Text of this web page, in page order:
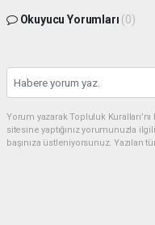
Okuyucu Yorumları (0)
Yorum yazarak Topluluk
sitesine yaptığınız yorumunuzla
başınıza üstleniyorsunuz.